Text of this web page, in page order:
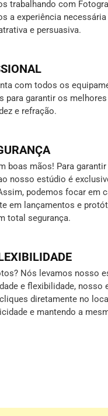
trabalhando com
a experiência necessária
e persuasiva.
com todos os
para garantir os
e refração.
boas mãos! Para
nosso estúdio é
podemos focar em
em lançamentos e
total segurança.
Nós levamos nosso
e flexibilidade, nosso
diretamente no
e mantendo a